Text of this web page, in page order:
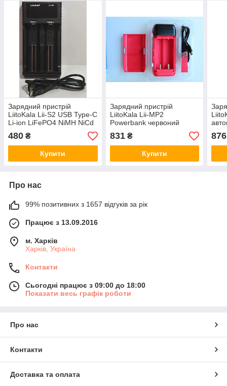
Зарядний пристрій
LiitoKala Lii-S2 USB Type-C
Li-ion LiFePO4 NiMH NiCd
автоматичний
480 ₴
Купити
Зарядний пристрій
LiitoKala Lii-MP2
Powerbank червоний
831₴
Купити
876
Про нас
99% позитивних з 1657 відгуків за рік
Працює з 13.09.2016
м. Харків
Харків, Україна
Контакти
Сьогодні працює з 09:00 до 18:00
Показати весь графік роботи
Про нас
Контакти
Доставка та оплата